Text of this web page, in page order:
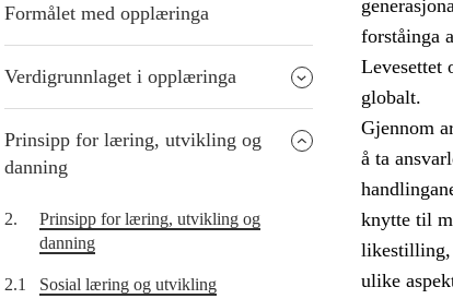
Formålet med opplæringa
Verdigrunnlaget i opplæringa
Prinsipp for læring, utvikling og
danning
2.
Prinsipp for læring, utvikling og
danning
2.1 Sosial læring og utvikling
forståinga
Levesettet
globalt.
Gjennom
å ta
knytte til
likestilling,
ulike